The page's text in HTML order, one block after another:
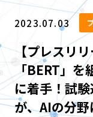
2023.07.03
【プレスリ
「BERT」を
に着手！試
が、AIの分野